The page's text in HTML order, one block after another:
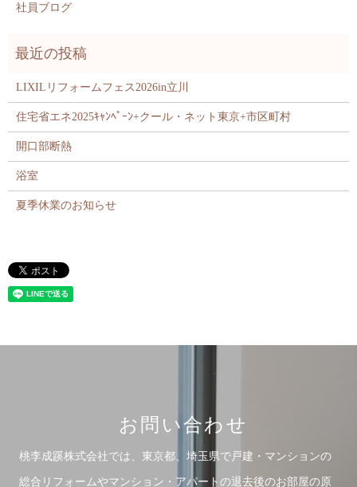
社員ブログ
LIXILリフォームフェス2026in立川
住宅省エネ2025ｷｬﾝﾍﾟｰﾝ+クール・ネット東京+市区町村
開口部断熱
浴室
夏季休業のお知らせ
お問い合わせ
桃李成蹊株式会社では、東京都、埼玉県で戸建・マンションの
総合リフォームやマンション・アパートの退去後のお部屋の原